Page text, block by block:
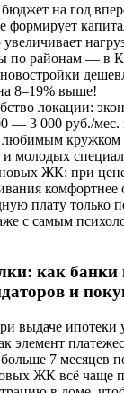
на год
формирует
по районам — в
8–19% выше!
локации:
— 3 000 руб./
любимым кружком
и молодых
ЖК: при
комфортнее
плату только
с самым
как банки
и
выдаче
элемент
7 месяцев
ЖК всё чаще